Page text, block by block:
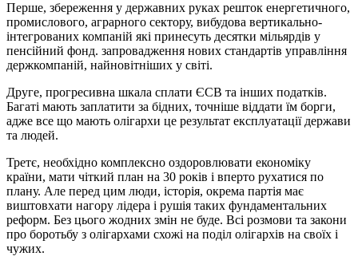
Перше, збереження у державних руках решток енергетичного,
промислового, аграрного сектору, вибудова вертикально-
інтегрованих компаній які принесуть десятки мільярдів у
пенсійний фонд. запровадження нових стандартів управління
держкомпаній, найновітніших у світі.
Друге, прогресивна шкала сплати ЄСВ та інших податків.
Багаті мають заплатити за бідних, точніше віддати їм борги,
адже все що мають олігархи це результат експлуатації держави
та людей.
Третє, необхідно комплексно оздоровлювати економіку
країни, мати чіткий план на 30 років і вперто рухатися по
плану. Але перед цим люди, історія, окрема партія має
виштовхати нагору лідера і рушія таких фундаментальних
реформ. Без цього жодних змін не буде. Всі розмови та закони
про боротьбу з олігархами схожі на поділ олігархів на своїх і
чужих.